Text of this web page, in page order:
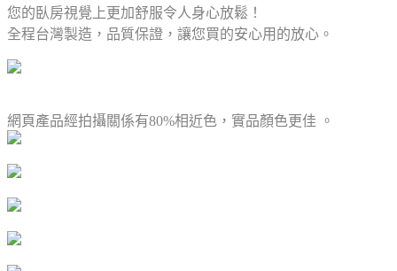
您的臥房視覺上更加舒服令人身心放鬆！
全程台灣製造，品質保證，讓您買的安心用的放心。
網頁產品經拍攝關係有80%相近色，實品顏色更佳 。